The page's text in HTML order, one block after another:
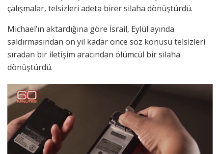
çalışmalar, telsizleri adeta birer silaha dönüştürdü.
Michael’ın aktardığına göre İsrail, Eylül ayında
saldırmasından on yıl kadar önce söz konusu telsizleri
sıradan bir iletişim aracından ölümcül bir silaha
dönüştürdü.